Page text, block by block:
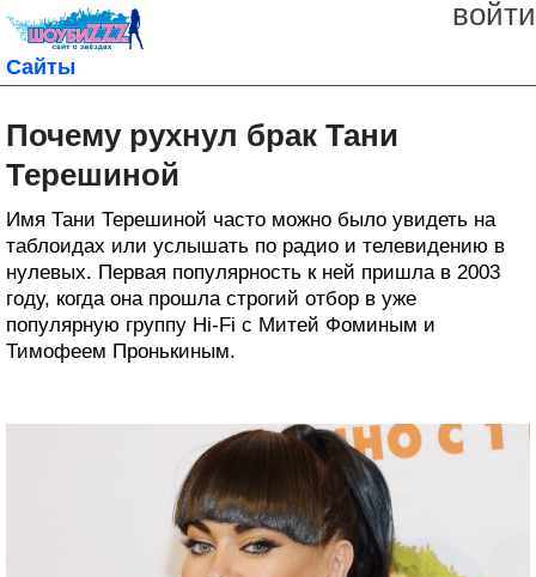
войти
Сайты
Почему рухнул брак Тани
Терешиной
Имя Тани Терешиной часто можно было увидеть на
таблоидах или услышать по радио и телевидению в
нулевых. Первая популярность к ней пришла в 2003
году, когда она прошла строгий отбор в уже
популярную группу Hi-Fi с Митей Фоминым и
Тимофеем Пронькиным.